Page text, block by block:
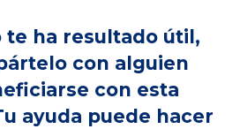
te ha resultado útil,
con alguien
con esta
ayuda puede hacer